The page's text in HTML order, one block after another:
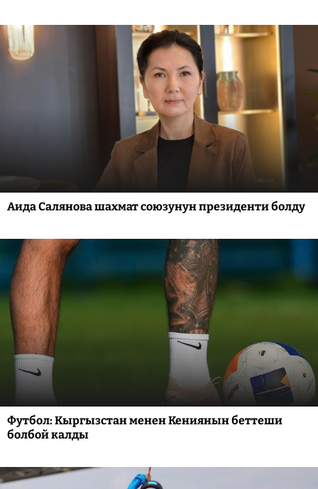
Аида Салянова шахмат союзунун президенти болду
Футбол: Кыргызстан менен Кениянын беттеши
болбой калды